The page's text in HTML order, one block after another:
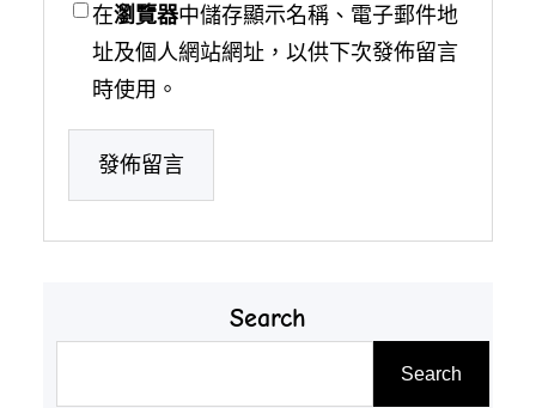
在瀏覽器中儲存顯示名稱、電子郵件地
址及個人網站網址，以供下次發佈留言
時使用。
Search
Search